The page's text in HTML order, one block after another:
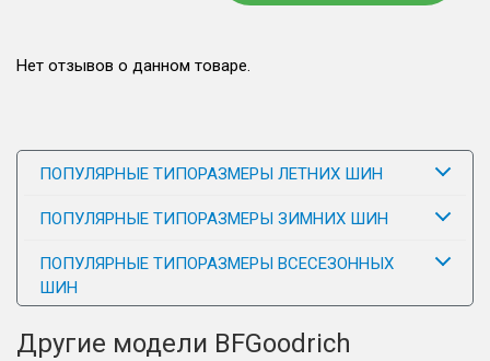
Нет отзывов о данном товаре.
ПОПУЛЯРНЫЕ ТИПОРАЗМЕРЫ ЛЕТНИХ ШИН
ПОПУЛЯРНЫЕ ТИПОРАЗМЕРЫ ЗИМНИХ ШИН
ПОПУЛЯРНЫЕ ТИПОРАЗМЕРЫ ВСЕСЕЗОННЫХ
ШИН
Другие модели BFGoodrich